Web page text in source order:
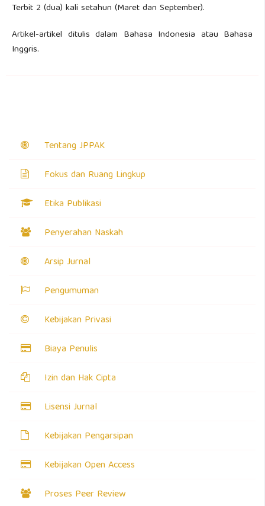
Terbit 2 (dua) kali setahun (Maret dan September).
Artikel-artikel ditulis dalam Bahasa Indonesia atau Bahasa
Inggris.
Tentang JPPAK
Fokus dan Ruang Lingkup
Etika Publikasi
Penyerahan Naskah
Arsip Jurnal
Pengumuman
Kebijakan Privasi
Biaya Penulis
Izin dan Hak Cipta
Lisensi Jurnal
Kebijakan Pengarsipan
Kebijakan Open Access
Proses Peer Review